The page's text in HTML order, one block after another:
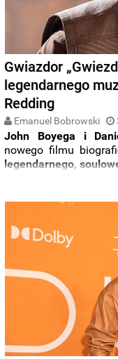
Gwiazdor
legendarnego
Redding
Emanuel Bobrowski
John Boyega i
nowego filmu
legendarnego,